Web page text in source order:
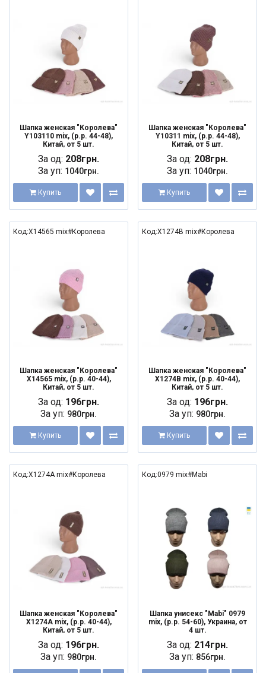
Шапка женская "Королева"
Y103110 mix, (р.р. 44-48),
Китай, от 5 шт.
За од: 208грн.
За уп: 1040грн.
Купить
Шапка женская "Королева"
Y10311 mix, (р.р. 44-48),
Китай, от 5 шт.
За од: 208грн.
За уп: 1040грн.
Купить
Код:X14565 mix#Королева
Шапка женская "Королева"
X14565 mix, (р.р. 40-44),
Китай, от 5 шт.
За од: 196грн.
За уп: 980грн.
Купить
Код:X1274B mix#Королева
Шапка женская "Королева"
X1274B mix, (р.р. 40-44),
Китай, от 5 шт.
За од: 196грн.
За уп: 980грн.
Купить
Код:X1274A mix#Королева
Шапка женская "Королева"
X1274A mix, (р.р. 40-44),
Китай, от 5 шт.
За од: 196грн.
За уп: 980грн.
Код:0979 mix#Mabi
Шапка унисекс "Mabi" 0979
mix, (р.р. 54-60), Украина, от
4 шт.
За од: 214грн.
За уп: 856грн.